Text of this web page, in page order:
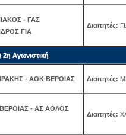
- ΓΑΣ
ΓΙΑ
Διαιτητές:
Αγωνιστική
- ΑΟΚ ΒΕΡΟΙΑΣ Διαιτητές:
- ΑΣ ΑΘΛΟΣ
Διαιτητές: